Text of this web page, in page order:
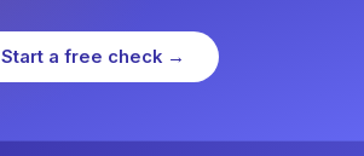
Start a free check →